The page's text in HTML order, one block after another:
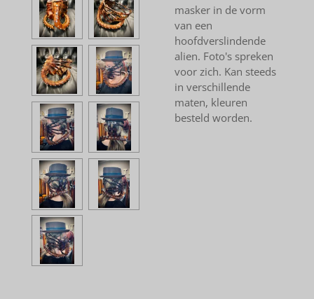
masker in de vorm
van een
hoofdverslindende
alien. Foto's spreken
voor zich. Kan steeds
in verschillende
maten, kleuren
besteld worden.